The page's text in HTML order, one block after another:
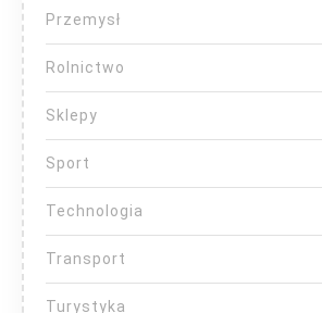
Przemysł
Rolnictwo
Sklepy
Sport
Technologia
Transport
Turystyka